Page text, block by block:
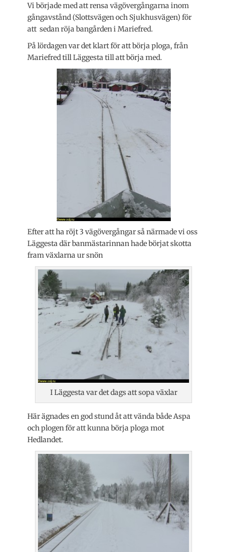
Vi började med att rensa vägövergångarna inom
gångavstånd (Slottsvägen och Sjukhusvägen) för
att sedan röja bangården i Mariefred.
På lördagen var det klart för att börja ploga, från
Mariefred till Läggesta till att börja med.
Efter att ha röjt 3 vägövergångar så närmade vi oss
Läggesta där banmästarinnan hade börjat skotta
fram växlarna ur snön
I Läggesta var det dags att sopa växlar
Här ägnades en god stund åt att vända både Aspa
och plogen för att kunna börja ploga mot
Hedlandet.